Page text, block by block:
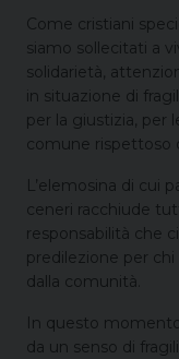
Come cristiani
siamo sollecitati a
solidarietà,
in situazione di
per la giustizia, per
comune rispettoso
L’elemosina di cui
ceneri racchiude
responsabilità che
predilezione per
dalla comunità.
In questo
da un senso di